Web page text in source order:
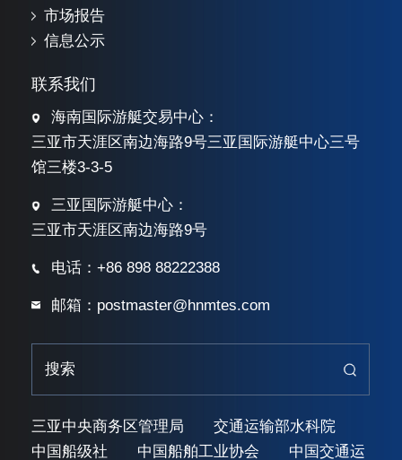
市场报告
信息公示
联系我们
海南国际游艇交易中心：
三亚市天涯区南边海路9号三亚国际游艇中心三号
馆三楼3-3-5
三亚国际游艇中心：
三亚市天涯区南边海路9号
电话：+86 898 88222388
邮箱：postmaster@hnmtes.com
三亚中央商务区管理局
交通运输部水科院
中国船级社
中国船舶工业协会 中国交通运